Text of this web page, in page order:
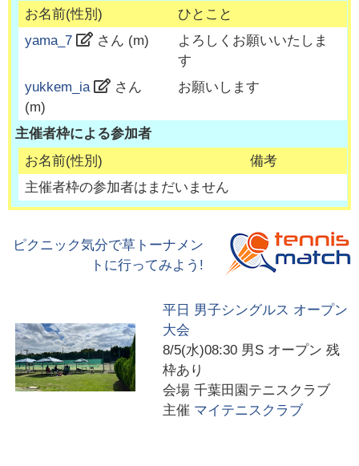
お名前(性別)
ひとこと
yama_7
さん (m)
よろしくお願いいたしま
す
yukkem_ia
さん
(m)
お願いします
主催者枠による参加者
お名前(性別)
備考
主催者枠の参加者はまだいません
ピクニック気分で草トーナメン
トに行ってみよう!
平日 男子シングルス オープン
大会
8/5(水)08:30 男S オープン 残
枠あり
会場 千葉田園テニスクラブ
主催 マイテニスクラブ